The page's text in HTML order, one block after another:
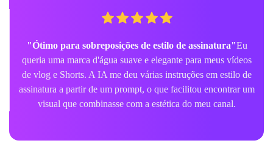
"Ótimo para sobreposições de estilo de assinatura"Eu
queria uma marca d'água suave e elegante para meus vídeos
de vlog e Shorts. A IA me deu várias instruções em estilo de
assinatura a partir de um prompt, o que facilitou encontrar um
visual que combinasse com a estética do meu canal.